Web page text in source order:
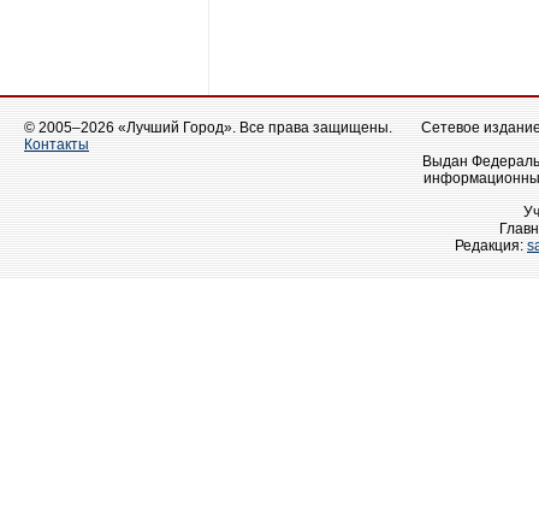
© 2005–2026 «Лучший Город». Все права защищены.
Контакты
Сетевое
Выдан
Редакция: